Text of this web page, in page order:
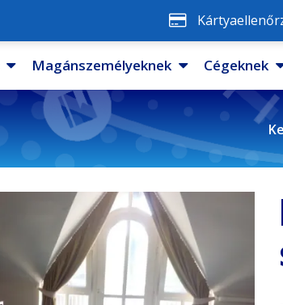
Magánszemélyeknek Cégeknek